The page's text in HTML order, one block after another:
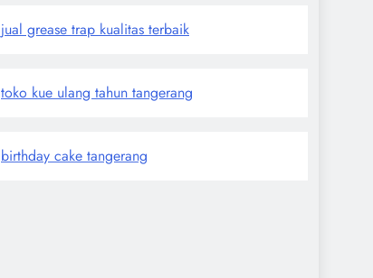
jual grease trap kualitas terbaik
toko kue ulang tahun tangerang
birthday cake tangerang